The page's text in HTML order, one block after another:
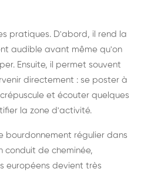
pratiques. D'abord, il rend la
audible avant même qu'on
Ensuite, il permet souvent
directement : se poster à
et écouter quelques
la zone d'activité.
bourdonnement régulier dans
conduit de cheminée,
européens devient très